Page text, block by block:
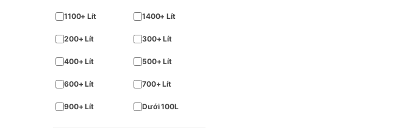
1100+ Lít 1400+ Lít
200+ Lít 300+ Lít
400+ Lít 500+ Lít
600+ Lít 700+ Lít
900+ Lít Dưới 100L